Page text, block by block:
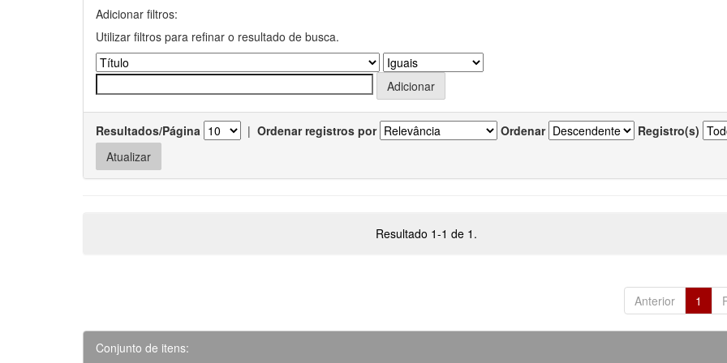
Adicionar filtros:
Utilizar filtros para refinar o resultado de busca.
Resultados/Página | Ordenar registros por Ordenar Registro(s)
Resultado 1-1 de 1.
Anterior 1
Conjunto de itens: